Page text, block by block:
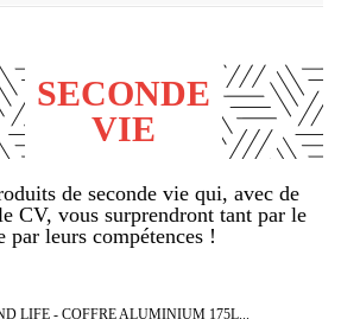
SECONDE
VIE
de seconde vie qui, avec de
CV, vous surprendront tant par le
par leurs compétences !
LIFE - COFFRE ALUMINIUM 175L...